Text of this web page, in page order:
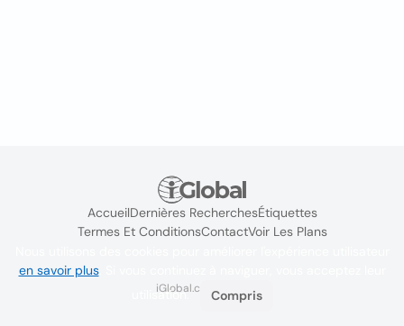
AccueilDernières RecherchesÉtiquettes
Termes Et ConditionsContactVoir Les Plans
iGlobal.co @ 2024
en savoir plus. Si vous continuez à naviguer, vous acceptez leur
utilisation.
Compris